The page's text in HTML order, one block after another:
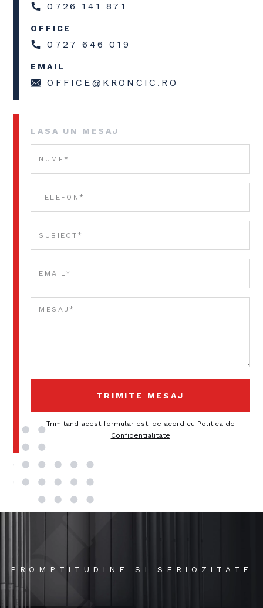
0726 141 871
OFFICE
0727 646 019
EMAIL
OFFICE@KRONCIC.RO
LASA UN MESAJ
Trimitand acest formular esti de acord cu Politica de
Confidentialitate
PROMPTITUDINE SI SERIOZITATE